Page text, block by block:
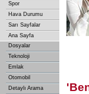
Spor
Hava Durumu
Sarı Sayfalar
Ana Sayfa
Dosyalar
Teknoloji
Emlak
Otomobil
Detaylı Arama